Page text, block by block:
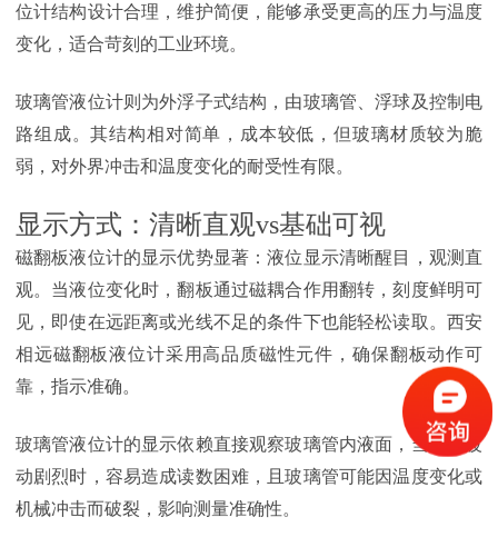
位计结构设计合理，维护简便，能够承受更高的压力与温度
变化，适合苛刻的工业环境。
玻璃管液位计则为外浮子式结构，由玻璃管、浮球及控制电
路组成。其结构相对简单，成本较低，但玻璃材质较为脆
弱，对外界冲击和温度变化的耐受性有限。
显示方式：清晰直观vs基础可视
磁翻板液位计的显示优势显著：液位显示清晰醒目，观测直
观。当液位变化时，翻板通过磁耦合作用翻转，刻度鲜明可
见，即使在远距离或光线不足的条件下也能轻松读取。西安
相远磁翻板液位计采用高品质磁性元件，确保翻板动作可
靠，指示准确。
玻璃管液位计的显示依赖直接观察玻璃管内液面，当液位波
动剧烈时，容易造成读数困难，且玻璃管可能因温度变化或
机械冲击而破裂，影响测量准确性。